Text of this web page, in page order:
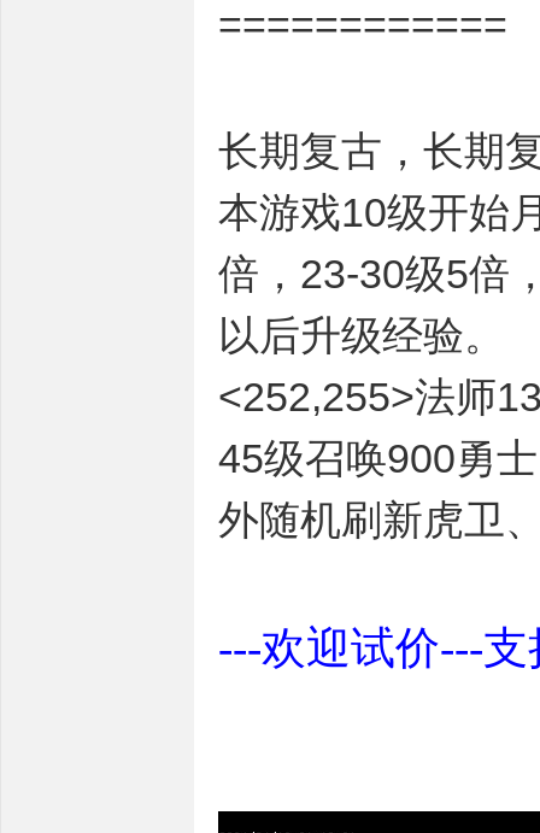
============
长期复古，长期
本游戏10级开始
倍，23-30级5倍
以后升级经验。
<252,255>法师
45级召唤900勇
外随机刷新虎卫
---欢迎试价---